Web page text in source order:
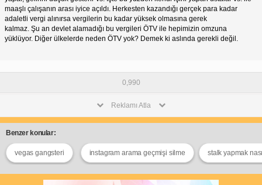
maaşlı çalışanın arası iyice açıldı. Herkesten kazandığı gerçek para kadar
adaletli vergi alınırsa vergilerin bu kadar yüksek olmasına gerek
kalmaz. Şu an devlet alamadığı bu vergileri ÖTV ile hepimizin omzuna
yüklüyor. Diğer ülkelerde neden ÖTV yok? Demek ki aslında gerekli değil.
0,990
Reklamı Atla
Benzer konular:
vegas gangsteri instagram arama geçmişi silme stalk yapmak